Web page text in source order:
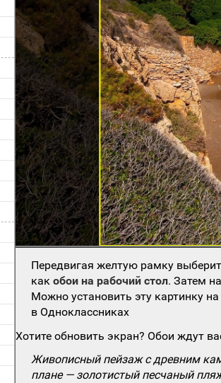
Передвигая желтую рамку
какобои на рабочий стол. Затем
Можно установить эту картинку
в Одноклассниках
Хотите обновить экран? Обои ждут
Живописный пейзаж с древним
плане — золотистый песчаный